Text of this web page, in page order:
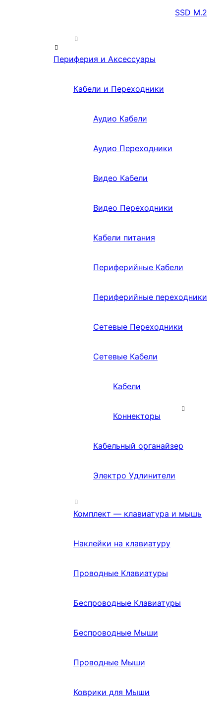
SSD M.2
Периферия и Аксессуары
Кабели и Переходники
Аудио Кабели
Аудио Переходники
Видео Кабели
Видео Переходники
Кабели питания
Периферийные Кабели
Периферийные переходники
Сетевые Переходники
Сетевые Кабели
Кабели
Коннекторы
Кабельный органайзер
Электро Удлинители
Комплект — клавиатура и мышь
Наклейки на клавиатуру
Проводные Клавиатуры
Беспроводные Клавиатуры
Беспроводные Мыши
Проводные Мыши
Коврики для Мыши